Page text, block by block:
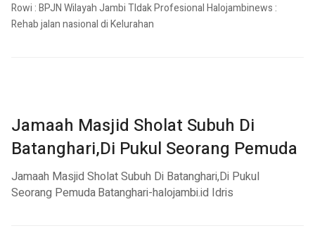
Rowi : BPJN Wilayah Jambi TIdak ProfesionalHalojambinews :
Rehab jalan nasional di Kelurahan
Jamaah Masjid Sholat Subuh Di
Batanghari,Di Pukul Seorang Pemuda
Jamaah Masjid Sholat Subuh Di Batanghari,Di Pukul
Seorang PemudaBatanghari-halojambi.id Idris